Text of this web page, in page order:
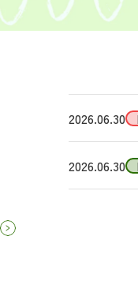
2026.06.30
2026.06.30